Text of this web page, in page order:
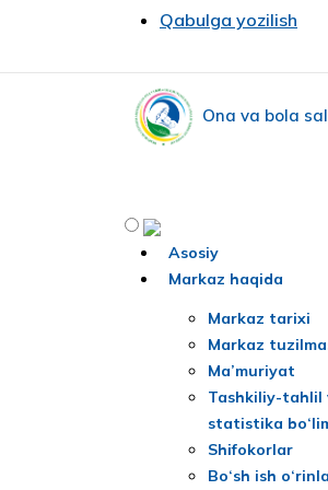
Qabulga yozilish
Ona va bola
Asosiy
Markaz haqida
Markaz tarixi
Markaz
Ma’muriyat
Tashkiliy-tahlil
statistika
Shifokorlar
Bo‘sh ish